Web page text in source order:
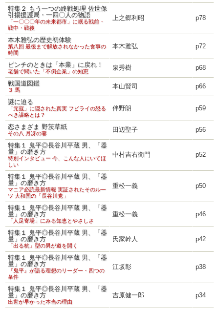
特集２ もう一つの終戦処理 佐世保
引揚援護局・一四〇人の物語
「一〇〇〇年の未来都市」に眠る戦前・
戦中・戦後
上之郷利昭 p78
本木雅弘の歴史初体験
第八回 最後まで解放されなかった食事の
時間
本木雅弘 p72
ピンチのときは「本業」に戻れ！
老舗で聞いた「不倒企業」の知恵 泉秀樹 p68
戦国道図鑑
３ 馬 本山賢司 p66
謎に迫る
「元寇」に隠された真実 フビライの恐る
べき謀略とは？
伴野朗 p59
恋さまざま 野茨草紙
その八 月冴の妻 田辺聖子 p56
特集１ 鬼平◎長谷川平蔵 男、「器
量」の磨き方
特別インタビュー 今、こんな人にいてほ
しい
中村吉右衛門 p52
特集１ 鬼平◎長谷川平蔵 男、「器
量」の磨き方
マニア必読最新情報 実証されたそのルー
ツ 大和国の「長谷川党」
重松一義 p50
特集１ 鬼平◎長谷川平蔵 男、「器
量」の磨き方
「人足寄場」にみる知恵とやさしさ
重松一義 p46
特集１ 鬼平◎長谷川平蔵 男、「器
量」の磨き方
「出る杭」型の男が道を開く
氏家幹人 p42
特集１ 鬼平◎長谷川平蔵 男、「器
量」の磨き方
『鬼平』が語る理想のリーダー・四つの
条件
江坂彰 p38
特集１ 鬼平◎長谷川平蔵 男、「器
量」の磨き方
出世が早かった本当の理由
吉原健一郎 p34